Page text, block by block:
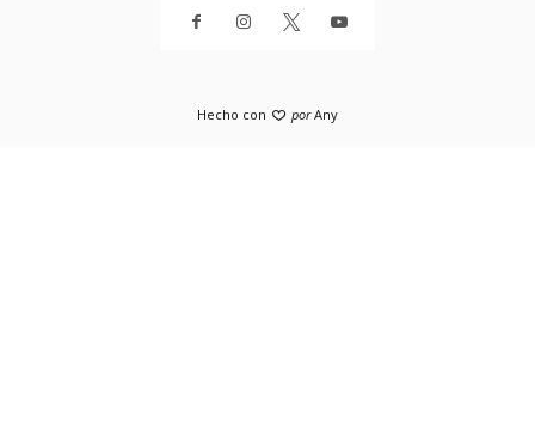
Hecho con porAny